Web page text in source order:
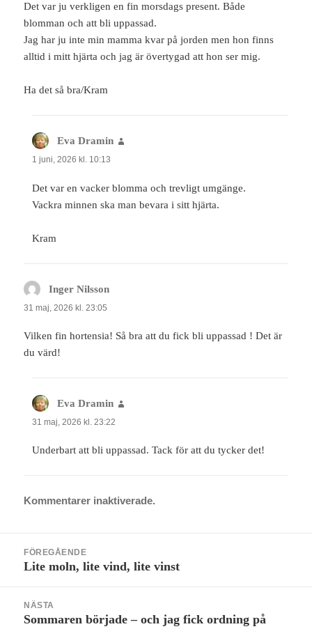
Det var ju verkligen en fin morsdags present. Både
blomman och att bli uppassad.
Jag har ju inte min mamma kvar på jorden men hon finns
alltid i mitt hjärta och jag är övertygad att hon ser mig.
Ha det så bra/Kram
Eva Dramin
1 juni, 2026 kl. 10:13
Det var en vacker blomma och trevligt umgänge.
Vackra minnen ska man bevara i sitt hjärta.
Kram
Inger Nilsson
31 maj, 2026 kl. 23:05
Vilken fin hortensia! Så bra att du fick bli uppassad ! Det är
du värd!
Eva Dramin
31 maj, 2026 kl. 23:22
Underbart att bli uppassad. Tack för att du tycker det!
Kommentarer inaktiverade.
FÖREGÅENDE
Föregående
Lite moln, lite vind, lite vinst
NÄSTA
Nästa
Sommaren började – och jag fick ordning på